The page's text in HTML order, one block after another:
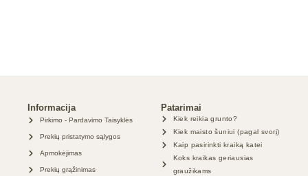
Informacija
Pirkimo - Pardavimo Taisyklės
Prekių pristatymo sąlygos
Apmokėjimas
Prekių grąžinimas
Patarimai
Kiek reikia grunto?
Kiek maisto šuniui (pagal svorį)
Kaip pasirinkti kraiką katei
Koks kraikas geriausias
graužikams